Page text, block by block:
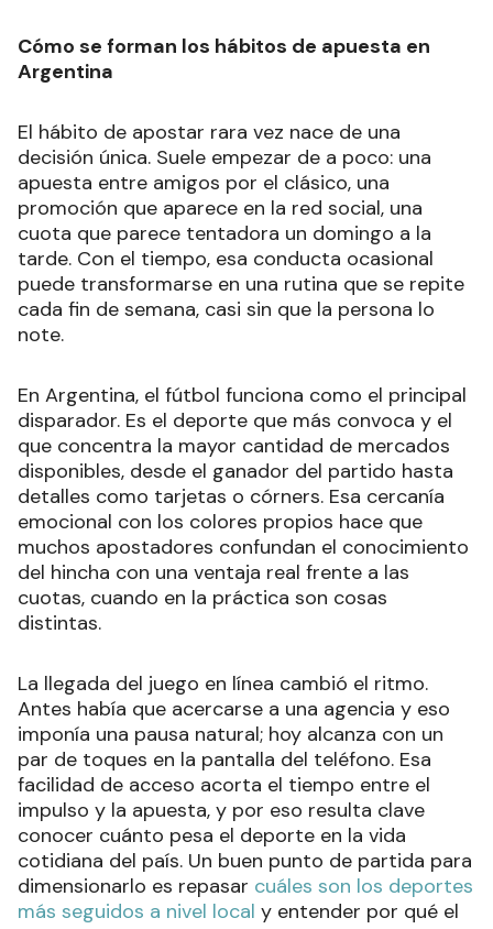
Cómo se forman los hábitos de apuesta en
Argentina
El hábito de apostar rara vez nace de una
decisión única. Suele empezar de a poco: una
apuesta entre amigos por el clásico, una
promoción que aparece en la red social, una
cuota que parece tentadora un domingo a la
tarde. Con el tiempo, esa conducta ocasional
puede transformarse en una rutina que se repite
cada fin de semana, casi sin que la persona lo
note.
En Argentina, el fútbol funciona como el principal
disparador. Es el deporte que más convoca y el
que concentra la mayor cantidad de mercados
disponibles, desde el ganador del partido hasta
detalles como tarjetas o córners. Esa cercanía
emocional con los colores propios hace que
muchos apostadores confundan el conocimiento
del hincha con una ventaja real frente a las
cuotas, cuando en la práctica son cosas
distintas.
La llegada del juego en línea cambió el ritmo.
Antes había que acercarse a una agencia y eso
imponía una pausa natural; hoy alcanza con un
par de toques en la pantalla del teléfono. Esa
facilidad de acceso acorta el tiempo entre el
impulso y la apuesta, y por eso resulta clave
conocer cuánto pesa el deporte en la vida
cotidiana del país. Un buen punto de partida para
dimensionarlo es repasar cuáles son los deportes
más seguidos a nivel local y entender por qué el